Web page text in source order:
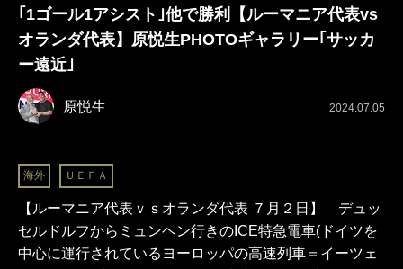
｢1ゴール1アシスト｣他で勝利【ルーマニア代表vs
オランダ代表】原悦生PHOTOギャラリー｢サッカ
ー遠近｣
原悦生 2024.07.05
海外 ＵＥＦＡ
【ルーマニア代表ｖｓオランダ代表 ７月２日】 デュッ
セルドルフからミュンヘン行きのICE特急電車(ドイツを
中心に運行されているヨーロッパの高速列車＝イーツェ